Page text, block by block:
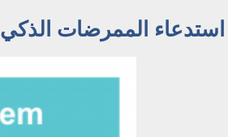
الممرضات الذكي